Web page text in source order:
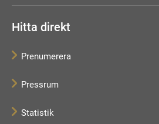
Hitta direkt
Prenumerera
Pressrum
Statistik